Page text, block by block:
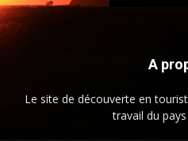
A
Le site de découverte en
travail du